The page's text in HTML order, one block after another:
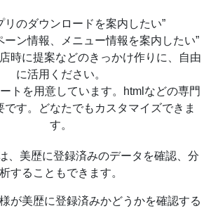
リのダウンロードを案内したい”
ーン情報、メニュー情報を案内したい”
時に提案などのきっかけ作りに、自由
に活用ください。
トを用意しています。htmlなどの専門
です。どなたでもカスタマイズできま
す。
、美歴に登録済みのデータを確認、分
析することもできます。
が美歴に登録済みかどうかを確認する